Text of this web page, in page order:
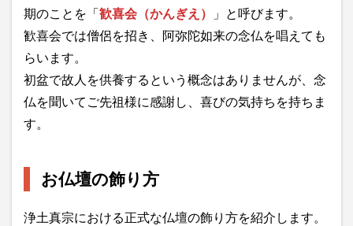
期のことを「 歓喜会（かんぎえ）
」と呼びます。
歓喜会では僧侶を招き、阿弥陀如来の念仏を唱えても
らいます。
初盆で故人を供養するという概念はありませんが、念
仏を聞いてご先祖様に感謝し、喜びの気持ちを持ちま
す。
お仏壇の飾り方
浄土真宗における正式な仏壇の飾り方を紹介します。